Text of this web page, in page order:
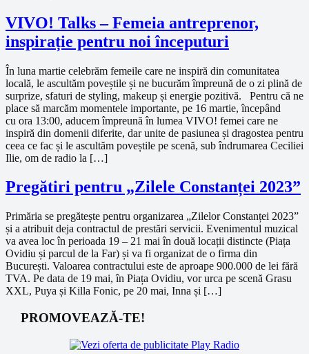
VIVO! Talks – Femeia antreprenor,
inspirație pentru noi începuturi
În luna martie celebrăm femeile care ne inspiră din comunitatea
locală, le ascultăm poveștile și ne bucurăm împreună de o zi plină de
surprize, sfaturi de styling, makeup și energie pozitivă. Pentru că ne
place să marcăm momentele importante, pe 16 martie, începând
cu ora 13:00, aducem împreună în lumea VIVO! femei care ne
inspiră din domenii diferite, dar unite de pasiunea și dragostea pentru
ceea ce fac și le ascultăm poveștile pe scenă, sub îndrumarea Ceciliei
Ilie, om de radio la […]
Pregătiri pentru „Zilele Constanței 2023”
Primăria se pregătește pentru organizarea „Zilelor Constanței 2023”
și a atribuit deja contractul de prestări servicii. Evenimentul muzical
va avea loc în perioada 19 – 21 mai în două locații distincte (Piața
Ovidiu și parcul de la Far) și va fi organizat de o firma din
București. Valoarea contractului este de aproape 900.000 de lei fără
TVA. Pe data de 19 mai, în Piața Ovidiu, vor urca pe scenă Grasu
XXL, Puya și Killa Fonic, pe 20 mai, Inna și […]
PROMOVEAZĂ-TE!